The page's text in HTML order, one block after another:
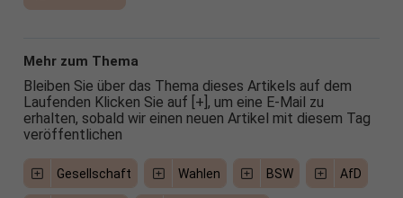
Mehr zum Thema
Bleiben Sie über das Thema dieses Artikels auf dem
Laufenden Klicken Sie auf [+], um eine E-Mail zu
erhalten, sobald wir einen neuen Artikel mit diesem Tag
veröffentlichen
Gesellschaft Wahlen BSW AfD